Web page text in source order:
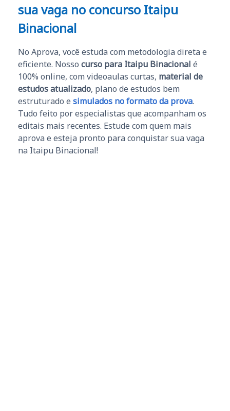
sua vaga no concurso Itaipu
Binacional
No Aprova, você estuda com metodologia direta e
eficiente. Nosso curso para Itaipu Binacional é
100% online, com videoaulas curtas, material de
estudos atualizado, plano de estudos bem
estruturado e simulados no formato da prova.
Tudo feito por especialistas que acompanham os
editais mais recentes. Estude com quem mais
aprova e esteja pronto para conquistar sua vaga
na Itaipu Binacional!